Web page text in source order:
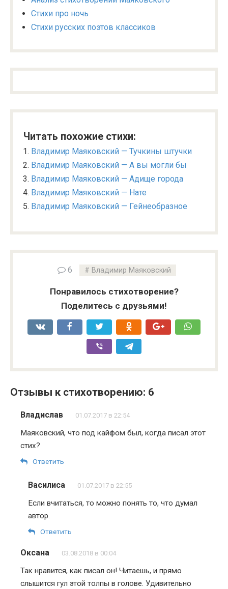
Стихи про ночь
Стихи русских поэтов классиков
Читать похожие стихи:
Владимир Маяковский — Тучкины штучки
Владимир Маяковский — А вы могли бы
Владимир Маяковский — Адище города
Владимир Маяковский — Нате
Владимир Маяковский — Гейнеобразное
6 Владимир Маяковский
Понравилось стихотворение?
Поделитесь с друзьями!
Отзывы к стихотворению: 6
Владислав 01.07.2017 в 22:54
Маяковский, что под кайфом был, когда писал этот
стих?
Ответить
Василиса 01.07.2017 в 22:55
Если вчитаться, то можно понять то, что думал
автор.
Ответить
Оксана 03.08.2018 в 00:04
Так нравится, как писал он! Читаешь, и прямо
слышится гул этой толпы в голове. Удивительно